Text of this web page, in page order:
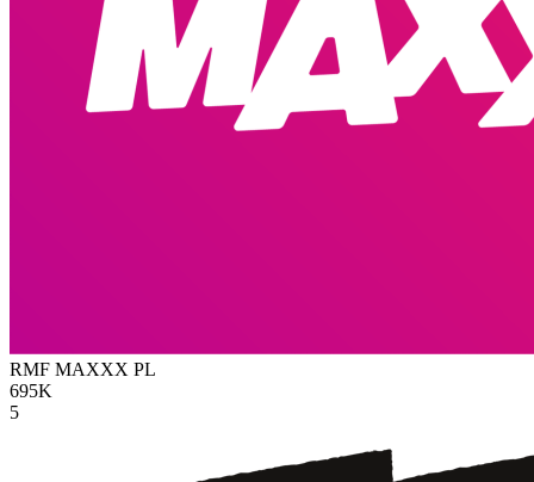
RMF MAXXX PL
695K
5